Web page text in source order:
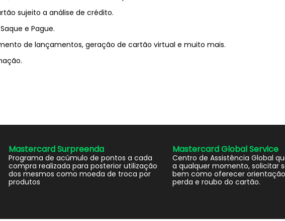
sujeito a análise de crédito.
e Pague.
de lançamentos, geração de cartão virtual e muito mais.
Mastercard Surpreenda
Programa de acúmulo de pontos a cada
compra realizada para posterior utilização
dos mesmos como moeda de troca por
produtos
Mastercard Global Service
Centro de Assistência Global
a qualquer momento, solicitar
bem como oferecer
perda e roubo do cartão.